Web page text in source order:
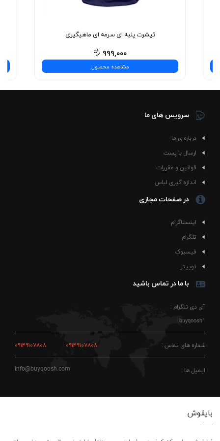
نیست—یه تجربه‌ی شیک و بی‌نظیره! همین حالا انتخاب
تیشرت پنبه ای سرمه ای ماهیگیری
۹۹۹,۰۰۰
مشاهده محصول
سرویس های ما
درباره ی ما
ارسال با پست
قوانین و مقررات
اندازه گیری لباس
در صفحات مجازی
اینستاگرام
تلگرام
فیسبوک
توییتر
با ما در تماس باشید
آی دی تلگرام :
buyqoosh1
شماره های تماس : ۰۹۱۴۹۱۰۷۸۰۸ ۰۹۱۴۹۱۰۷۸۰۸
ایمیل ها : info@buyqoosh.com
بایقوش